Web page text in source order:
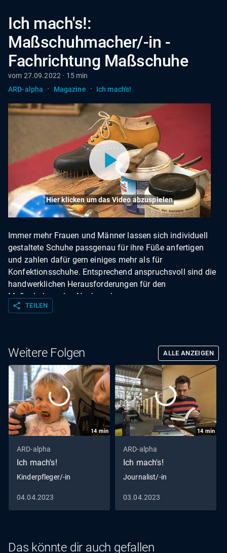
Ich mach's!:
Maßschuhmacher/-in -
Fachrichtung Maßschuhe
vom 27.09.2022 · 15 min
ARD-alpha
· Magazine · Ich mach's!
Hier klicken um das Video abzuspielen
Immer mehr Frauen und Männer lassen sich individuell
gestaltete Schuhe passgenau für ihre Füße anfertigen
und zahlen dafür gern einiges mehr als für
Konfektionsschuhe. Entsprechend anspruchsvoll sind die
handwerklichen Herausforderungen für den
Maßschuhmacher-Nachwuchs.
share TEILEN
Weitere Folgen ALLE ANZEIGEN
14 min
ARD-alpha
Ich mach's!
Kinderpfleger/-in
04.04.2023
14 min
ARD-alpha
Ich mach's!
Journalist/-in
03.04.2023
Das könnte dir auch gefallen